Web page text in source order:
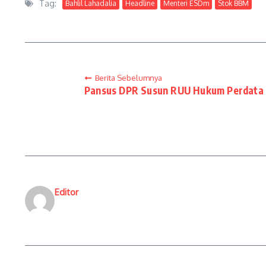
Tag: Bahlil Lahadalia Headline Menteri ESDm Stok BBM
Berita Sebelumnya
Pansus DPR Susun RUU Hukum
Editor